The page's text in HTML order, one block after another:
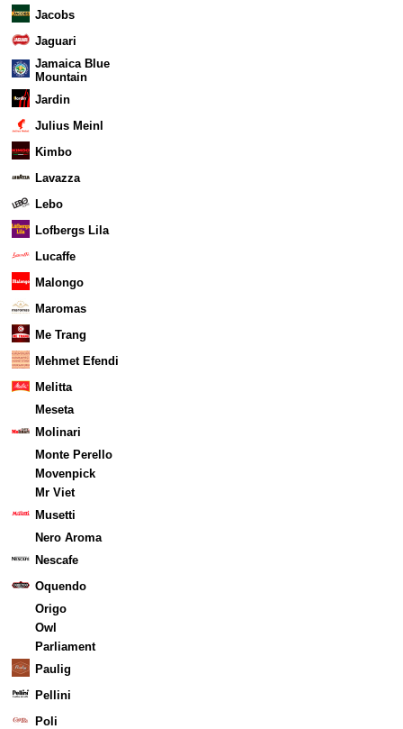
Jacobs
Jaguari
Jamaica Blue
Mountain
Jardin
Julius Meinl
Kimbo
Lavazza
Lebo
Lofbergs Lila
Lucaffe
Malongo
Maromas
Me Trang
Mehmet Efendi
Melitta
Meseta
Molinari
Monte Perello
Movenpick
Mr Viet
Musetti
Nero Aroma
Nescafe
Oquendo
Origo
Owl
Parliament
Paulig
Pellini
Poli